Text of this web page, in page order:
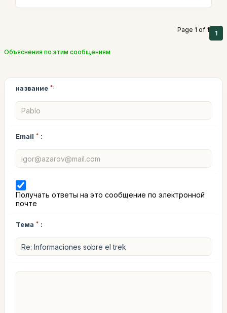
Page 1 of 1 1
Объяснения по этим сообщениям
название *:
Email * :
Получать ответы на это сообщение по электронной
почте
Тема * :